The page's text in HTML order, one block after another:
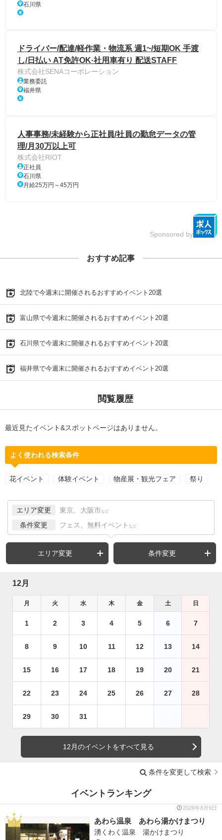
石川県
ドライバー/配達/軽作業・物流系 週1~/短期OK 手渡
し/日払い AT免許OK·社用車有り 配送STAFF
株式会社SENAコーポレーション
業務委託
福井県
人事事務/未経験から正社員/社員の勤怠データの管
理/月30万以上可
株式会社RIOT
正社員
石川県
月給25万円～45万円
Sponsored by
おすすめ記事
北陸で今週末に開催されるおすすめイベント20選
富山県で今週末に開催されるおすすめイベント20選
石川県で今週末に開催されるおすすめイベント20選
福井県で今週末に開催されるおすすめイベント20選
閲覧履歴
最近見たイベント&スポットページはありません。
よく使われる検索条件
花イベント 体験イベント 物産展・観光フェア 祭り
エリア変更 東京、大阪市 など
条件変更 フェス、無料イベント など
エリア変更 条件変更
12月
月 火 水 木 金 土 日
1 2 3 4 5 6 7
8 9 10 11 12 13 14
15 16 17 18 19 20 21
22 23 24 25 26 27 28
29 30 31
12月のイベントをすべて見る
条件を変更して検索
イベントランキング
2026年8月9日
あわら温泉 あわら湯かけまつり
湧くわく温泉 湯かけまつり